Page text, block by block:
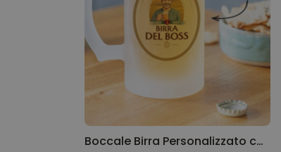
Boccale Birra Personalizzato con Foto e Nome